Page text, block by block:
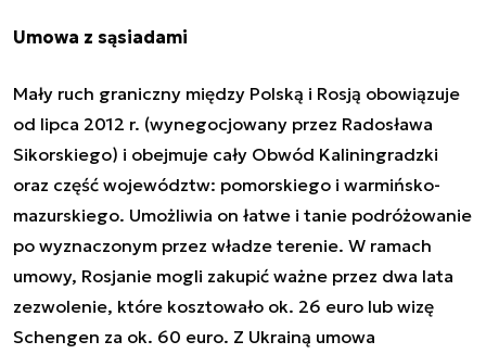
Umowa z sąsiadami
Mały ruch graniczny między Polską i Rosją obowiązuje
od lipca 2012 r. (wynegocjowany przez Radosława
Sikorskiego) i obejmuje cały Obwód Kaliningradzki
oraz część województw: pomorskiego i warmińsko-
mazurskiego. Umożliwia on łatwe i tanie podróżowanie
po wyznaczonym przez władze terenie. W ramach
umowy, Rosjanie mogli zakupić ważne przez dwa lata
zezwolenie, które kosztowało ok. 26 euro lub wizę
Schengen za ok. 60 euro. Z Ukrainą umowa